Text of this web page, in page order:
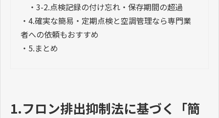
・ 3-2.点検記録の付け忘れ・保存期間の超過
・ 4.確実な簡易・定期点検と空調管理なら専門業
者への依頼もおすすめ
・ 5.まとめ
1.フロン排出抑制法に基づく「簡